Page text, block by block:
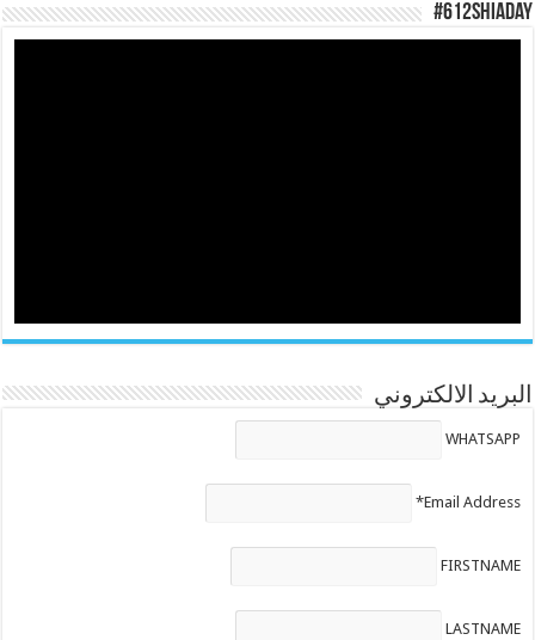
#612ShiaDay
البريد الالكتروني
WHATSAPP
Email Address*
FIRSTNAME
LASTNAME